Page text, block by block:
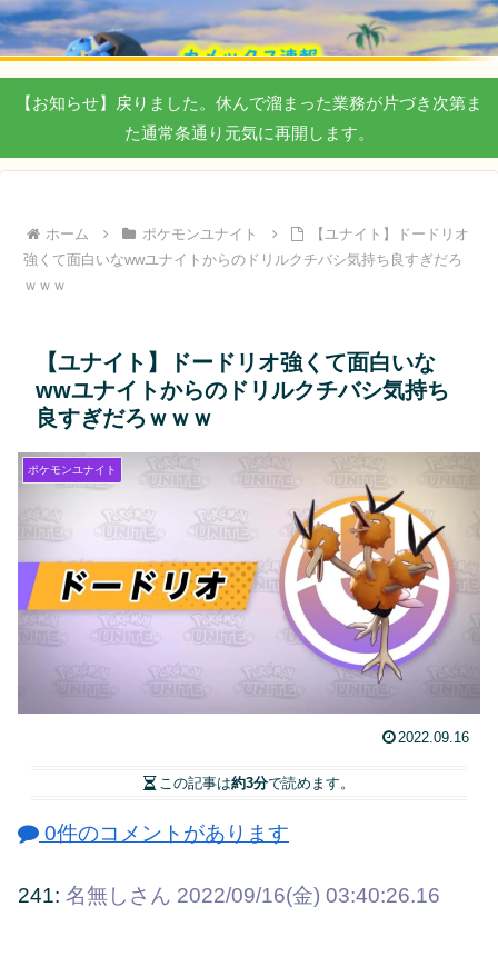
【お知らせ】戻りました。休んで溜まった業務が片づき次第ま
た通常条通り元気に再開します。
ホーム ポケモンユナイト
【ユナイト】ドードリオ
強くて面白いなwwユナイトからのドリルクチバシ気持ち良すぎだろ
ｗｗｗ
【ユナイト】ドードリオ強くて面白いな
wwユナイトからのドリルクチバシ気持ち
良すぎだろｗｗｗ
ポケモンユナイト
2022.09.16
この記事は約3分で読めます。
0件のコメントがあります
241: 名無しさん 2022/09/16(金) 03:40:26.16